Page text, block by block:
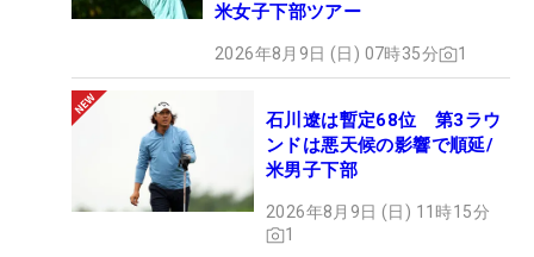
米女子下部ツアー
2026年8月9日 (日) 07時35分 1
石川遼は暫定68位 第3ラウ
ンドは悪天候の影響で順延/
米男子下部
2026年8月9日 (日) 11時15分
1